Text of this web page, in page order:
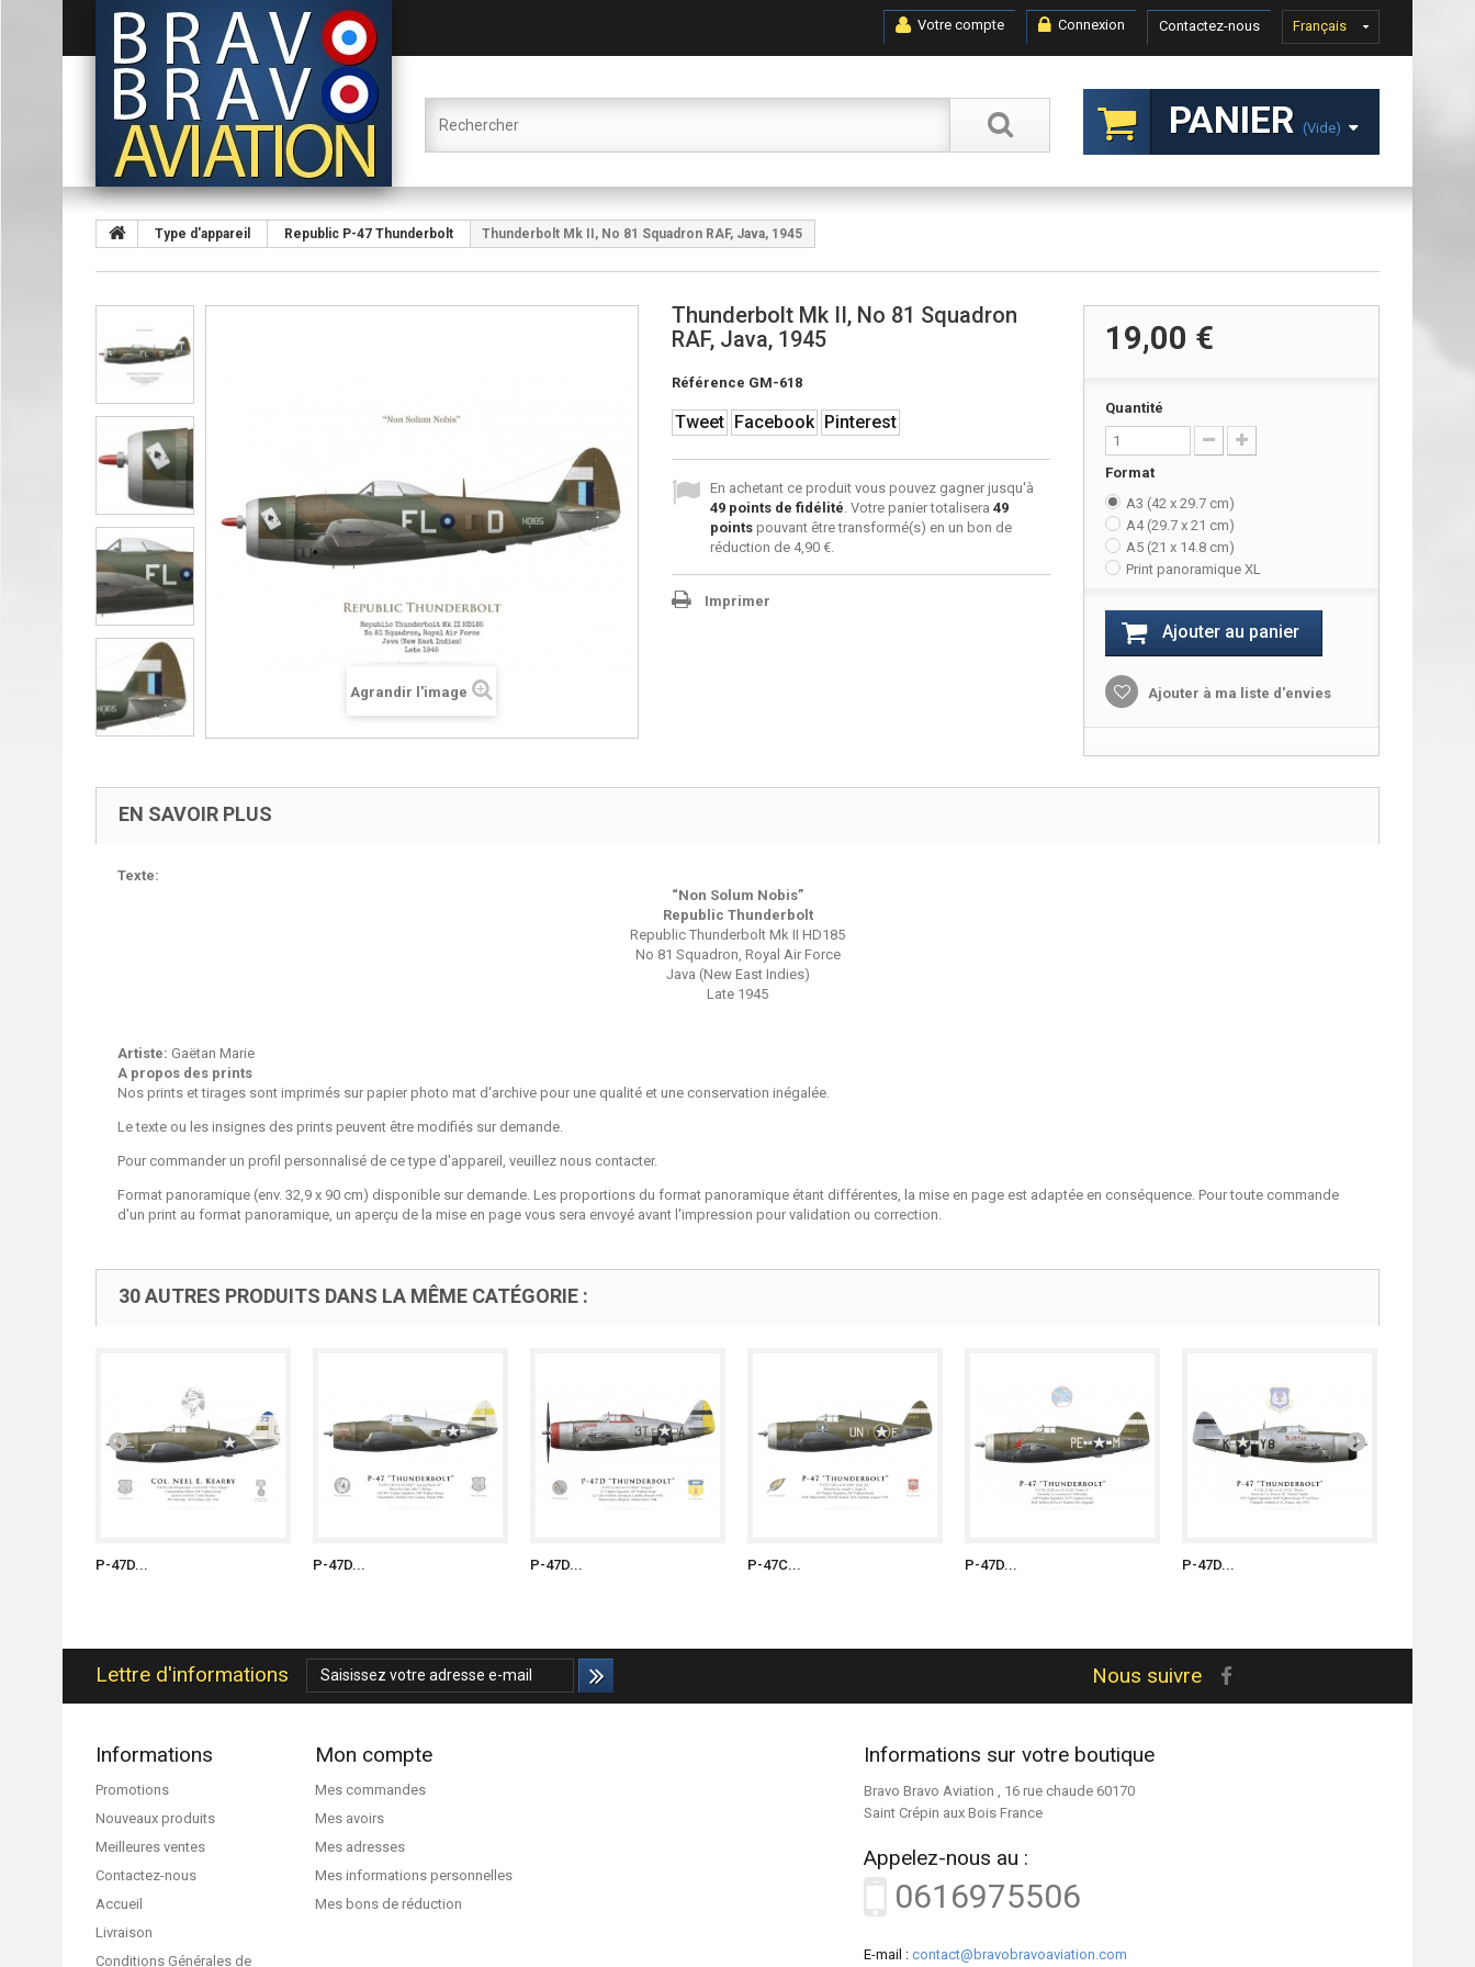
Français
Contactez-nous
Connexion
Votre compte
PANIER (vide)
Type d'appareil Republic P-47 Thunderbolt Thunderbolt Mk II, No 81 Squadron RAF, Java, 1945
Agrandir l'image
Thunderbolt Mk II, No 81 Squadron
RAF, Java, 1945
Référence GM-618
Tweet Facebook Pinterest
En achetant ce produit vous pouvez gagner jusqu'à
49points de fidélité. Votre panier totalisera 49
pointspouvant être transformé(s) en un bon de
réduction de 4,90 €.
Imprimer
19,00 €
Quantité
Format
A3 (42 x 29.7 cm)
A4 (29.7 x 21 cm)
A5 (21 x 14.8 cm)
Print panoramique XL
Ajouter au panier
Ajouter à ma liste d'envies
EN SAVOIR PLUS
Texte:
“Non Solum Nobis”
Republic Thunderbolt
Republic Thunderbolt Mk II HD185
No 81 Squadron, Royal Air Force
Java (New East Indies)
Late 1945
Artiste: Gaëtan Marie
A propos des prints
Nos prints et tirages sont imprimés sur papier photo mat d'archive pour une qualité et une conservation inégalée.
Le texte ou les insignes des prints peuvent être modifiés sur demande.
Pour commander un profil personnalisé de ce type d'appareil, veuillez nous contacter.
Format panoramique (env. 32,9 x 90 cm) disponible sur demande. Les proportions du format panoramique étant différentes, la mise en page est adaptée en conséquence. Pour toute commande
d'un print au format panoramique, un aperçu de la mise en page vous sera envoyé avant l'impression pour validation ou correction.
30 AUTRES PRODUITS DANS LA MÊME CATÉGORIE :
P-47D... P-47D... P-47D... P-47C... P-47D... P-47D...
Lettre d'informations Nous suivre
Informations
Promotions
Nouveaux produits
Meilleures ventes
Contactez-nous
Accueil
Livraison
Conditions Générales de
Mon compte
Mes commandes
Mes avoirs
Mes adresses
Mes informations personnelles
Mes bons de réduction
Informations sur votre boutique
Bravo Bravo Aviation , 16 rue chaude 60170
Saint Crépin aux Bois France
Appelez-nous au :
0616975506
E-mail : contact@bravobravoaviation.com